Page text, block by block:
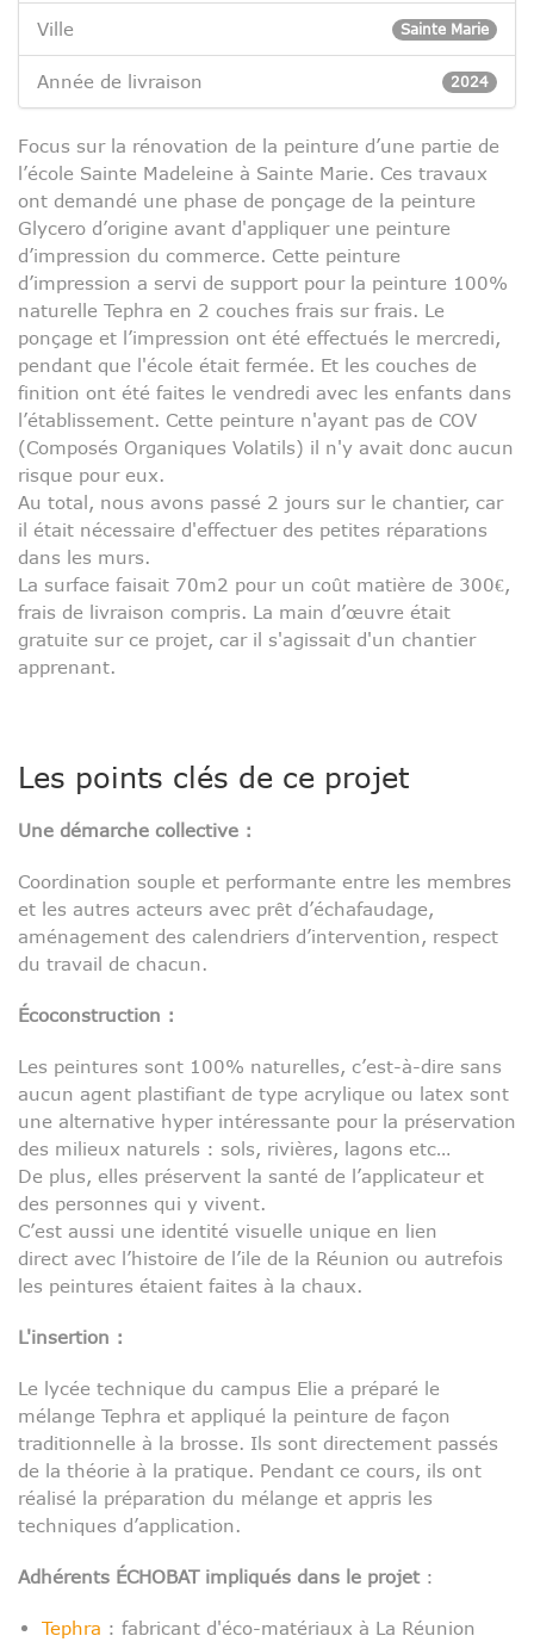
Ville Sainte Marie
Année de livraison 2024
Focus sur la rénovation de la peinture d’une partie de
l’école Sainte Madeleine à Sainte Marie. Ces travaux
ont demandé une phase de ponçage de la peinture
Glycero d’origine avant d'appliquer une peinture
d’impression du commerce. Cette peinture
d’impression a servi de support pour la peinture 100%
naturelle Tephra en 2 couches frais sur frais. Le
ponçage et l’impression ont été effectués le mercredi,
pendant que l'école était fermée. Et les couches de
finition ont été faites le vendredi avec les enfants dans
l’établissement. Cette peinture n'ayant pas de COV
(Composés Organiques Volatils) il n'y avait donc aucun
risque pour eux.
Au total, nous avons passé 2 jours sur le chantier, car
il était nécessaire d'effectuer des petites réparations
dans les murs.
La surface faisait 70m2 pour un coût matière de 300€,
frais de livraison compris. La main d’œuvre était
gratuite sur ce projet, car il s'agissait d'un chantier
apprenant.
Les points clés de ce projet
Une démarche collective :
Coordination souple et performante entre les membres
et les autres acteurs avec prêt d’échafaudage,
aménagement des calendriers d’intervention, respect
du travail de chacun.
Écoconstruction :
Les peintures sont 100% naturelles, c’est-à-dire sans
aucun agent plastifiant de type acrylique ou latex sont
une alternative hyper intéressante pour la préservation
des milieux naturels : sols, rivières, lagons etc…
De plus, elles préservent la santé de l’applicateur et
des personnes qui y vivent.
C’est aussi une identité visuelle unique en lien
direct avec l’histoire de l’ile de la Réunion ou autrefois
les peintures étaient faites à la chaux.
L'insertion :
Le lycée technique du campus Elie a préparé le
mélange Tephra et appliqué la peinture de façon
traditionnelle à la brosse. Ils sont directement passés
de la théorie à la pratique. Pendant ce cours, ils ont
réalisé la préparation du mélange et appris les
techniques d’application.
Adhérents ÉCHOBAT impliqués dans le projet:
Tephra : fabricant d'éco-matériaux à La Réunion